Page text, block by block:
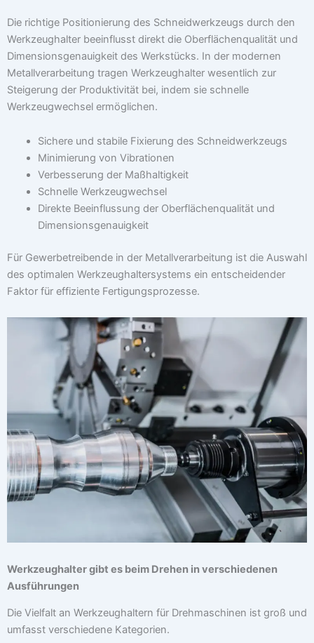
Die richtige Positionierung des Schneidwerkzeugs durch den
Werkzeughalter beeinflusst direkt die Oberflächenqualität und
Dimensionsgenauigkeit des Werkstücks. In der modernen
Metallverarbeitung tragen Werkzeughalter wesentlich zur
Steigerung der Produktivität bei, indem sie schnelle
Werkzeugwechsel ermöglichen.
Sichere und stabile Fixierung des Schneidwerkzeugs
Minimierung von Vibrationen
Verbesserung der Maßhaltigkeit
Schnelle Werkzeugwechsel
Direkte Beeinflussung der Oberflächenqualität und
Dimensionsgenauigkeit
Für Gewerbetreibende in der Metallverarbeitung ist die Auswahl
des optimalen Werkzeughaltersystems ein entscheidender
Faktor für effiziente Fertigungsprozesse.
Werkzeughalter gibt es beim Drehen in verschiedenen
Ausführungen
Die Vielfalt an Werkzeughaltern für Drehmaschinen ist groß und
umfasst verschiedene Kategorien.